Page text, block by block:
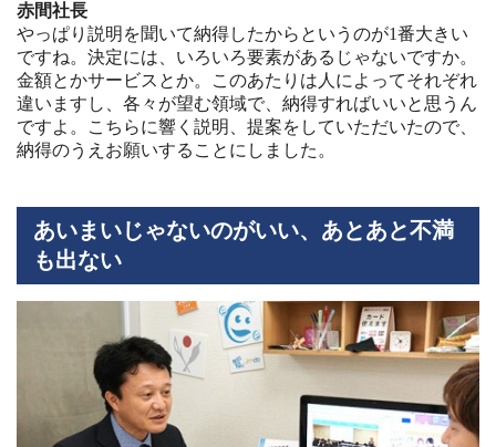
赤間社長
やっぱり説明を聞いて納得したからというのが1番大きい
ですね。決定には、いろいろ要素があるじゃないですか。
金額とかサービスとか。このあたりは人によってそれぞれ
違いますし、各々が望む領域で、納得すればいいと思うん
ですよ。こちらに響く説明、提案をしていただいたので、
納得のうえお願いすることにしました。
あいまいじゃないのがいい、あとあと不満
も出ない